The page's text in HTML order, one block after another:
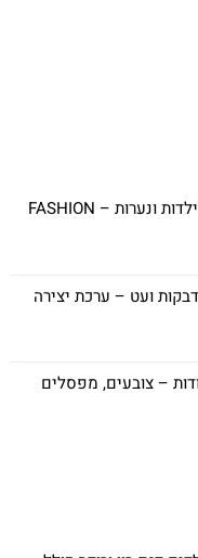
ערכת ספא מפנקת לרגליים לילדות ונערות – FASHION
ועט – ערכת יצירה
– צובעים, מפסלים